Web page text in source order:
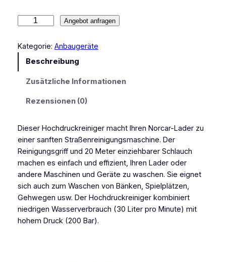
c
h
r
i
e
M
Angebot anfragen
Kategorie: Anbaugeräte
Beschreibung
Zusätzliche Informationen
Rezensionen (0)
Dieser Hochdruckreiniger macht Ihren Norcar-Lader zu
einer sanften Straßenreinigungsmaschine. Der
Reinigungsgriff und 20 Meter einziehbarer Schlauch
machen es einfach und effizient, Ihren Lader oder
andere Maschinen und Geräte zu waschen. Sie eignet
sich auch zum Waschen von Bänken, Spielplätzen,
Gehwegen usw. Der Hochdruckreiniger kombiniert
niedrigen Wasserverbrauch (30 Liter pro Minute) mit
hohem Druck (200 Bar).